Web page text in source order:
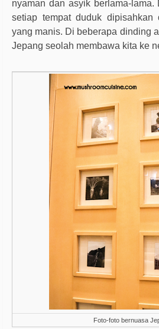
nyaman dan asyik berlama-
setiap tempat duduk
yang manis. Di beberapa dinding
Jepang seolah membawa kita ke
Foto-foto bernuasa